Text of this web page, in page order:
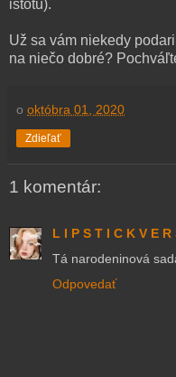
istotu).
Už sa vám niekedy
na niečo dobré?
o októbra 01, 2020
Zdieľať
1 komentár:
L I P S T I C K V E R
Tá narodeninová
Odpovedať